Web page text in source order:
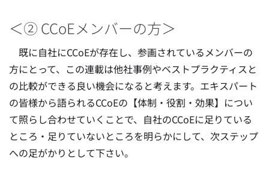
＜② CCoEメンバーの方＞
既に自社にCCoEが存在し、参画されているメンバーの
方にとって、この連載は他社事例やベストプラクティスと
の比較ができる良い機会になると考えます。エキスパート
の皆様から語られるCCoEの【体制・役割・効果】につい
て照らし合わせていくことで、自社のCCoEに足りている
ところ・足りていないところを明らかにして、次ステップ
への足がかりとして下さい。